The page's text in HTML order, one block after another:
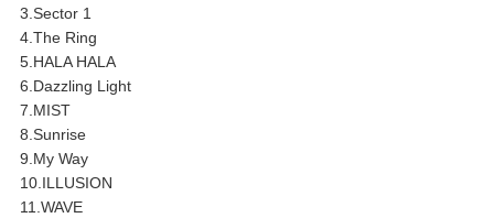
3.Sector 1
4.The Ring
5.HALA HALA
6.Dazzling Light
7.MIST
8.Sunrise
9.My Way
10.ILLUSION
11.WAVE